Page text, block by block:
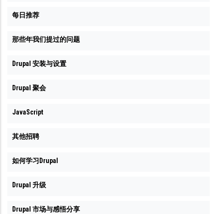
每日推荐
那些年我们提过的问题
Drupal 安装与设置
Drupal 聚会
JavaScript
其他招聘
如何学习Drupal
Drupal 升级
Drupal 市场与感悟分享